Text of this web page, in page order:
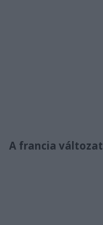
A francia változat